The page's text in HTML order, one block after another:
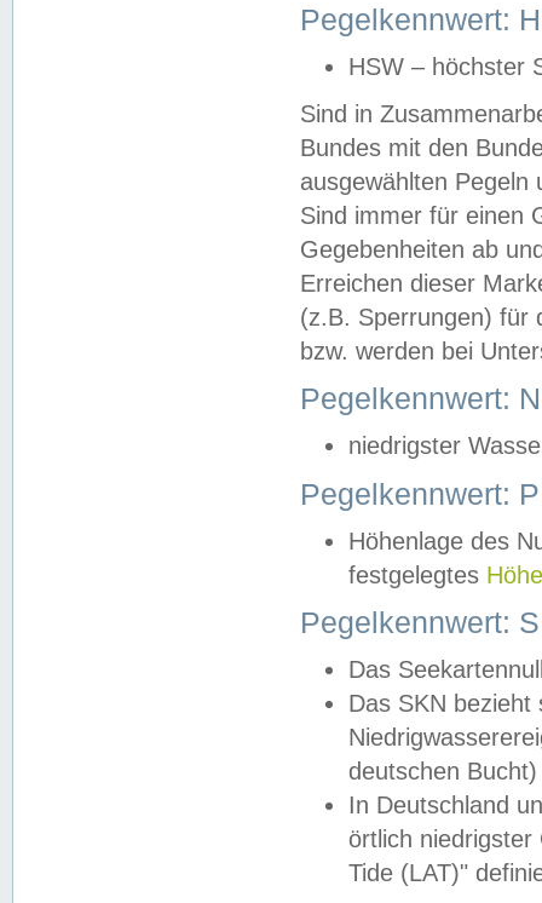
Pegelkennwert:
HSW – höchster
Sind in
Bundes mit den
ausgewählten
Sind immer für einen
Gegebenheiten ab
Erreichen dieser
(z.B. Sperrungen) für
bzw. werden bei
Pegelkennwert:
niedrigster
Pegelkennwert:
Höhenlage des
festgelegtes
Pegelkennwert:
Das
Das SKN
deutschen
In Deutschland
örtlich
Tide (LAT)"